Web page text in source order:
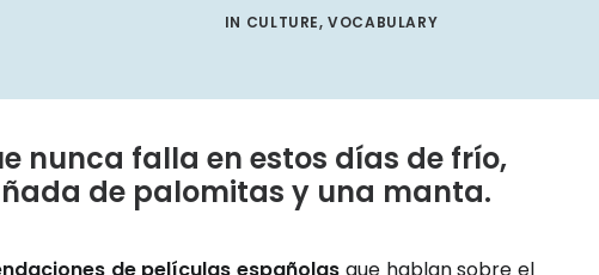
IN CULTURE,VOCABULARY
nunca falla en estos días de frío,
de palomitas y una manta.